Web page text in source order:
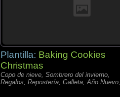
Plantilla: Baking Cookies
Christmas
Copo de nieve, Sombrero del invierno,
Regalos, Repostería, Galleta, Año Nuevo,